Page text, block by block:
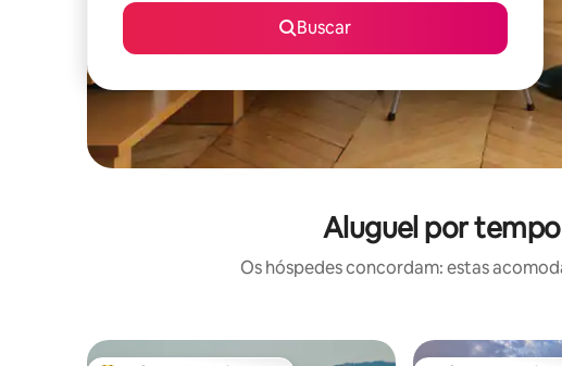
Buscar
Aluguel por
Os hóspedes concordam: estas